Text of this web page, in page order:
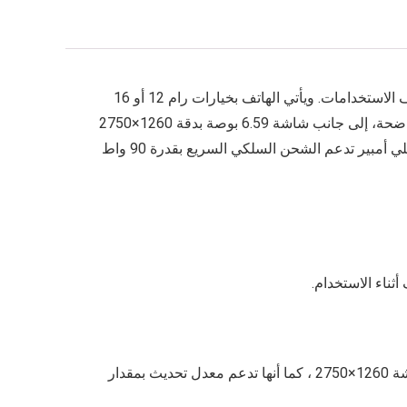
تجربة قوية ضمن فئته و يعتمد على معالج Snapdragon 8s Gen 3ش الذي يوفّر أداءً عاليًا وسلاسة في مختلف الاستخدامات. ويأتي الهاتف بخيارات رام 12 أو 16
جيجابايت مع ذاكرة تخزين 256 أو 512 جيجابايت لتلبية احتياجات المستخدمين. كما يضم كاميرا بدقة 50 ميجابكسل لالتقاط صور واضحة، إلى جانب شاشة 6.59 بوصة بدقة 1260×2750
بكسل تمنح تجربة مشاهدة مميزة. يعمل الهاتف بنظام Android 16 مع واجهة OriginOS 6، ويعتمد على بطارية كبيرة بسعة 6500 مللي أمبير تدعم الشحن السلكي السريع بقدرة 90 واط
تتوفر الشاشة بحجم 6.59 بوصة و نوعها AMOLED وهو من افضل انواع الشاشات التي تعطي أداء فائق، و يكون مستوي دقة الشاشة 1260×2750 ، كما أنها تدعم معدل تحديث بمقدار